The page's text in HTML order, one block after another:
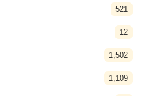
521
12
1,502
1,109